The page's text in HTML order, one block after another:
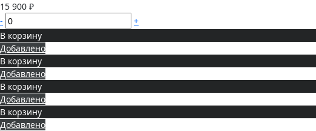
15 900 ₽
-
+
В корзину
Добавлено
В корзину
Добавлено
В корзину
Добавлено
В корзину
Добавлено